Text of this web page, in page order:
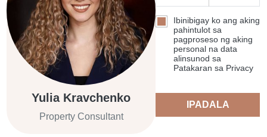
Yulia Kravchenko
Property Consultant
Ibinibigay ko ang aking
pahintulot sa
pagproseso ng aking
personal na data
alinsunod sa
Patakaran sa Privacy
IPADALA